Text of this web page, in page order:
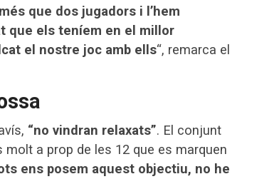
que dos jugadors i l’hem
que els teníem en el millor
el nostre joc amb ells“, remarca el
“no vindran relaxats”. El conjunt
a prop de les 12 que es marquen
ens posem aquest objectiu, no he